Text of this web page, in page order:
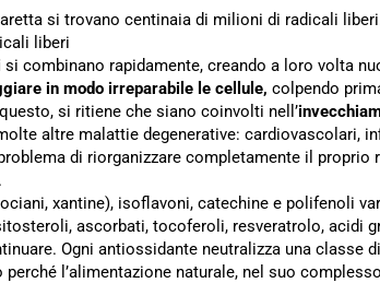
si trovano centinaia di milioni di radicali
liberi
si combinano rapidamente, creando a loro volta
in modo irreparabile le cellule, colpendo
si ritiene che siano coinvolti nell’
altre malattie degenerative: cardiovascolari,
di riorganizzare completamente il proprio
xantine), isoflavoni, catechine e polifenoli
ascorbati, tocoferoli, resveratrolo, acidi
Ogni antiossidante neutralizza una classe
l’alimentazione naturale, nel suo